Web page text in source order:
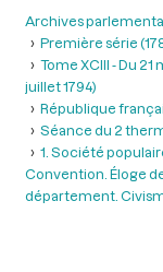
Archives
Première série
Tome XCIII - Du
juillet 1794)
République
Séance du 2
1. Société
Convention. Éloge
département.